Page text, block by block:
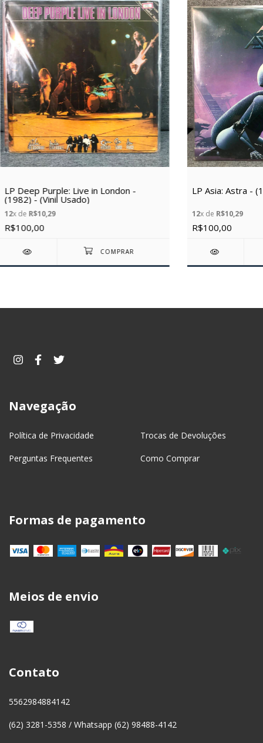
LP Deep Purple: Live in London -
(1982) - (Vinil Usado)
12x de R$10,29
R$100,00
LP Asia: Astra -
12x de R$10,29
R$100,00
Navegação
Política de Privacidade Trocas de Devoluções
Perguntas Frequentes Como Comprar
Formas de pagamento
Meios de envio
Contato
5562984884142
(62) 3281-5358 / Whatsapp (62) 98488-4142